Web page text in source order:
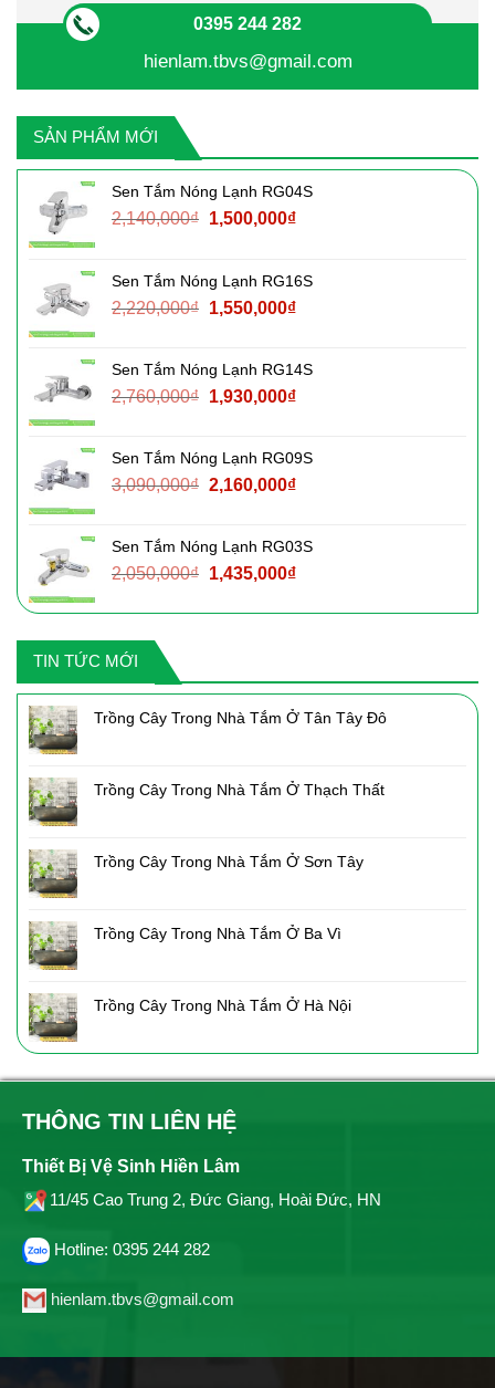
0395 244 282
hienlam.tbvs@gmail.com
SẢN PHẨM MỚI
Sen Tắm Nóng Lạnh RG04S
2,140,000₫ Giá
2,140,000₫.
1,500,000₫Giá
là:
1,500,000₫.
Sen Tắm Nóng Lạnh RG16S
2,220,000₫ Giá
2,220,000₫.
1,550,000₫Giá
là:
1,550,000₫.
Sen Tắm Nóng Lạnh RG14S
2,760,000₫ Giá
2,760,000₫.
1,930,000₫Giá
là:
1,930,000₫.
Sen Tắm Nóng Lạnh RG09S
3,090,000₫ Giá
3,090,000₫.
2,160,000₫Giá
là:
2,160,000₫.
Sen Tắm Nóng Lạnh RG03S
2,050,000₫ Giá
là:
1,435,000₫Giá
tại
TIN TỨC MỚI
Trồng Cây Trong Nhà Tắm Ở Tân Tây Đô
Trồng Cây Trong Nhà Tắm Ở Thạch Thất
Trồng Cây Trong Nhà Tắm Ở Sơn Tây
Trồng Cây Trong Nhà Tắm Ở Ba Vì
Trồng Cây Trong Nhà Tắm Ở Hà Nội
THÔNG TIN LIÊN HỆ
Thiết Bị Vệ Sinh Hiền Lâm
11/45 Cao Trung 2, Đức Giang, Hoài Đức, HN
Hotline: 0395 244 282
hienlam.tbvs@gmail.com